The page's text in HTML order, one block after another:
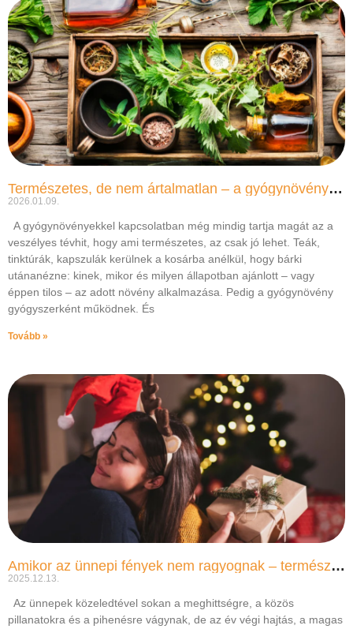
Természetes, de nem ártalmatlan – a gyógynövényhasználat buktatói
2026.01.09.
A gyógynövényekkel kapcsolatban még mindig tartja magát az a
veszélyes tévhit, hogy ami természetes, az csak jó lehet. Teák,
tinktúrák, kapszulák kerülnek a kosárba anélkül, hogy bárki
utánanézne: kinek, mikor és milyen állapotban ajánlott – vagy
éppen tilos – az adott növény alkalmazása. Pedig a gyógynövény
gyógyszerként működnek. És
Tovább »
Amikor az ünnepi fények nem ragyognak – természetes megoldás a lelki egyensúlyért
2025.12.13.
Az ünnepek közeledtével sokan a meghittségre, a közös
pillanatokra és a pihenésre vágynak, de az év végi hajtás, a magas